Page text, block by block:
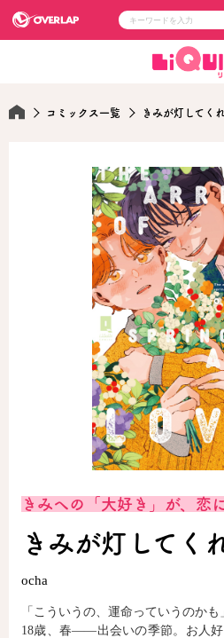
ラブパルフェ
企業
会社概要
採用情報
アクセス
オーバーラップホールディングス
オーバーラップ
オーバーラップノ
オーバーラップノ
ロサージュノベ
コミックガル
コミックス一覧 きみが灯してく
きみへの「大好き」が、恋
きみが灯してく
ocha
「こういうの、運命っていうのかも
18歳、春――出会いの季節。お人